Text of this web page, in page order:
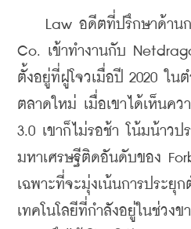
Law อดีตที่ปรึกษาด้านก
Co. เข้าทำงานกับ
ตั้งอยู่ที่ฝูโจวเมื่อปี 2020 ใน
ตลาดใหม่ เมื่อเขาได้เห็นค
3.0 เขาก็ไม่รอช้า โน้มน้าว
มหาเศรษฐีติดอันดับของ
เฉพาะที่จะมุ่งเน้นการประยุ
เทคโนโลยีที่กำลังอยู่ในช่วง